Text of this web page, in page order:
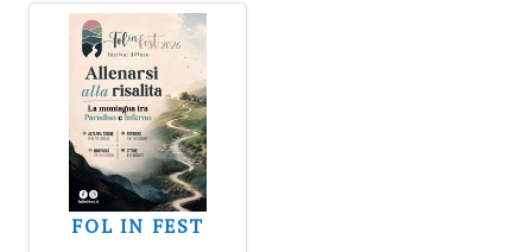
FOL IN FEST